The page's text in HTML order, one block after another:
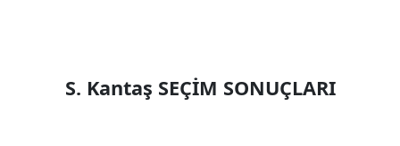
S. Kantaş SEÇİM SONUÇLARI